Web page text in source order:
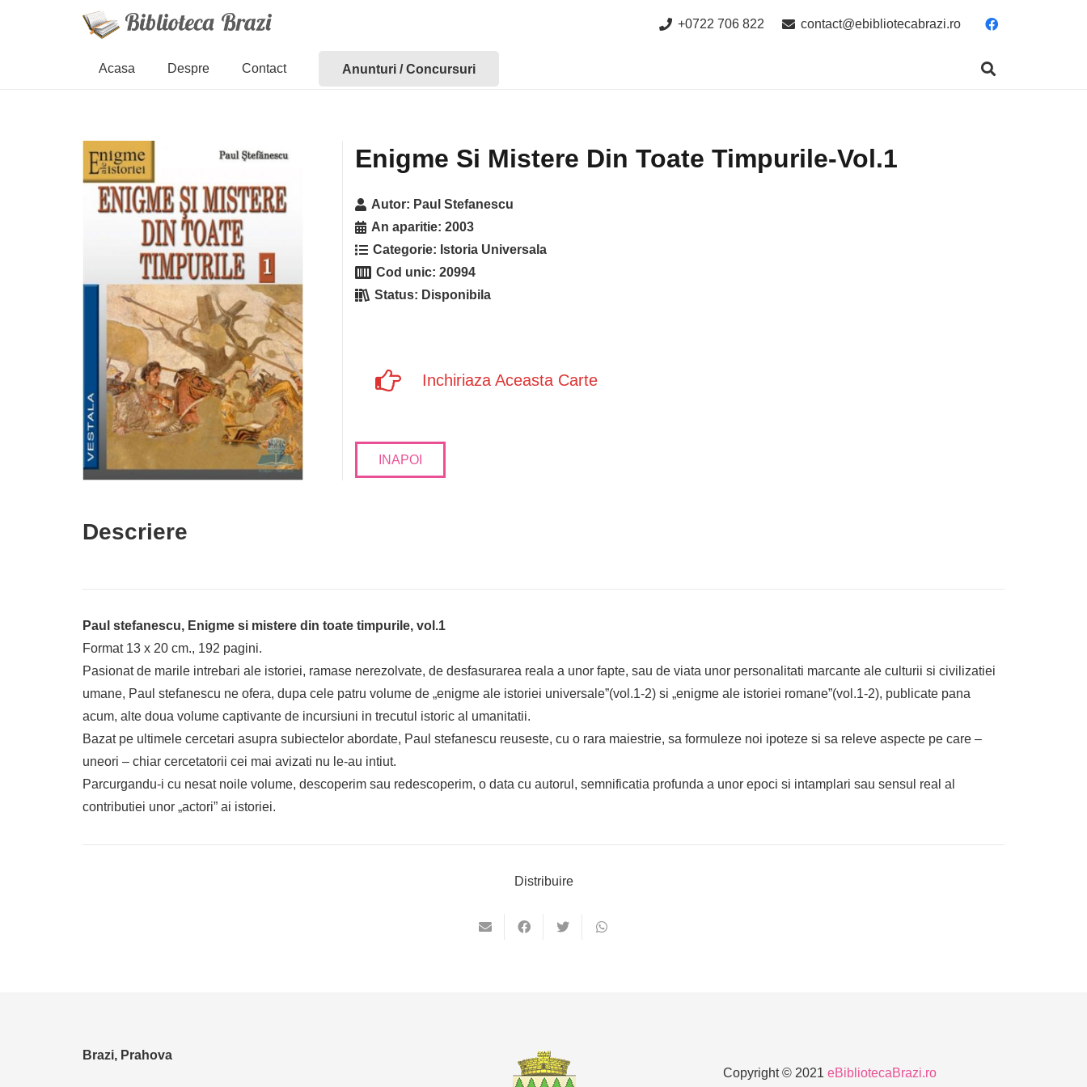
+0722 706 822 contact@ebibliotecabrazi.ro
Acasa Despre Contact Anunturi / Concursuri
Enigme Si Mistere Din Toate Timpurile-Vol.1
Autor: Paul Stefanescu
An aparitie:2003
Categorie: Istoria Universala
Cod unic:20994
Status: Disponibila
Inchiriaza Aceasta Carte
INAPOI
Descriere
Paul stefanescu, Enigme si mistere din toate timpurile, vol.1
Format 13 x 20 cm., 192 pagini.
Pasionat de marile intrebari ale istoriei, ramase nerezolvate, de desfasurarea reala a unor fapte, sau de viata unor personalitati marcante ale culturii si civilizatiei
umane, Paul stefanescu ne ofera, dupa cele patru volume de „enigme ale istoriei universale”(vol.1-2) si „enigme ale istoriei romane”(vol.1-2), publicate pana
acum, alte doua volume captivante de incursiuni in trecutul istoric al umanitatii.
Bazat pe ultimele cercetari asupra subiectelor abordate, Paul stefanescu reuseste, cu o rara maiestrie, sa formuleze noi ipoteze si sa releve aspecte pe care –
uneori – chiar cercetatorii cei mai avizati nu le-au intiut.
Parcurgandu-i cu nesat noile volume, descoperim sau redescoperim, o data cu autorul, semnificatia profunda a unor epoci si intamplari sau sensul real al
contributiei unor „actori” ai istoriei.
Distribuire
Brazi, Prahova
Copyright © 2021 eBibliotecaBrazi.ro